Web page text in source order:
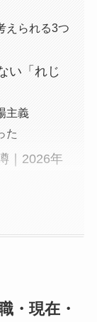
えられる3つ
い「れじ
主義
た
｜2026年
・現在・